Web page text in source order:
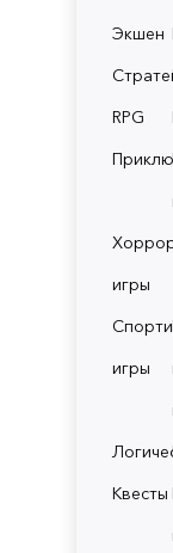
Экшен
RPG
игры
игры
Квесты